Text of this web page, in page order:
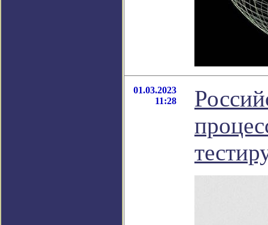
01.03.2023
11:28